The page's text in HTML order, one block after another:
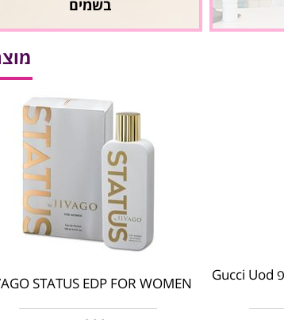
בשמים
גוצ'י אוד אינטנס לגבר א.ד.פ Gucci Uod
STATUS EDP FOR WOMEN